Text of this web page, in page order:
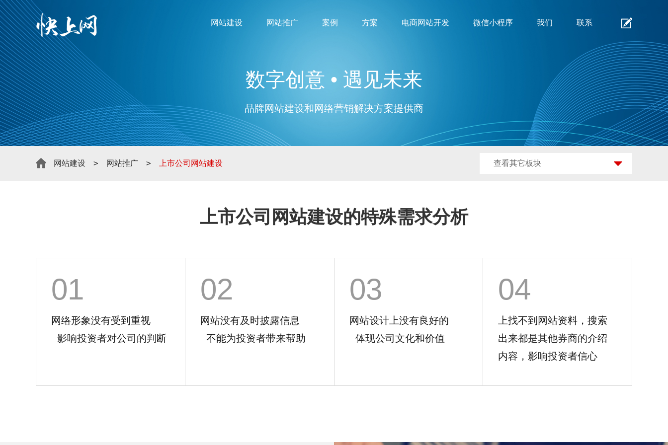
网站建设 网站推广 案例 方案 电商网站开发 微信小程序 我们 联系
数字创意 • 遇见未来
品牌网站建设和网络营销解决方案提供商
网站建设 > 网站推广 > 上市公司网站建设 查看其它板块
上市公司网站建设的特殊需求分析
01
网络形象没有受到重视
影响投资者对公司的判断
02
网站没有及时披露信息
不能为投资者带来帮助
03
网站设计上没有良好的
体现公司文化和价值
04
上找不到网站资料，搜索
出来都是其他券商的介绍
内容，影响投资者信心